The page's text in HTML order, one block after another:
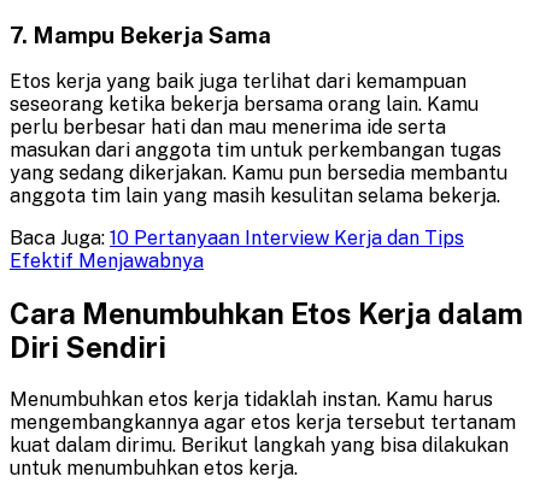
7. Mampu Bekerja Sama
Etos kerja yang baik juga terlihat dari kemampuan
seseorang ketika bekerja bersama orang lain. Kamu
perlu berbesar hati dan mau menerima ide serta
masukan dari anggota tim untuk perkembangan tugas
yang sedang dikerjakan. Kamu pun bersedia membantu
anggota tim lain yang masih kesulitan selama bekerja.
Baca Juga: 10 Pertanyaan Interview Kerja dan Tips
Efektif Menjawabnya
Cara Menumbuhkan Etos Kerja dalam
Diri Sendiri
Menumbuhkan etos kerja tidaklah instan. Kamu harus
mengembangkannya agar etos kerja tersebut tertanam
kuat dalam dirimu. Berikut langkah yang bisa dilakukan
untuk menumbuhkan etos kerja.